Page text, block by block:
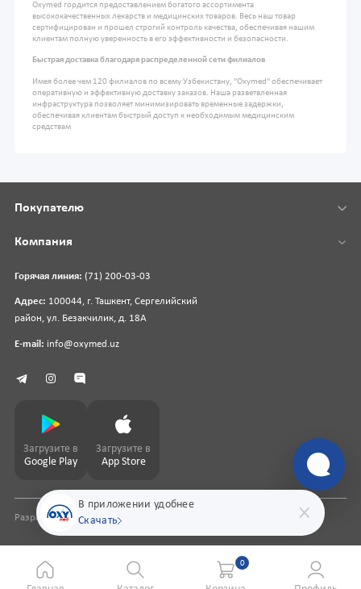
Oxymed гордится предоставлением богатого ассортимента
высококачественных лекарств и медицинских товаров. Весь наш товар
сертифицирован и прошел строгий контроль качества, обеспечивая нашим
клиентам полную уверенность в его эффективности и безопасности.
Быстрая доставка благодаря распределенной сети филиалов
Имея более чем 120 филиалов по всему Узбекистану, "Oxymed" обеспечивает
оперативную и эффективную доставку заказов. Наша разветвленная
инфраструктура позволяет минимизировать временные задержки,
обеспечивая клиентам быстрый доступ к необходимым медицинским
средствам
В приложении удобнее
Скачать
Горячая линия: (71) 200-03-03
Адрес: 100044, г. Ташкент, Сергелийский
район, ул. Безакчилик, д. 18А
E-mail: info@oxymed.uz
Покупателю
Компания
Загрузите в
Google Play
Загрузите в
App Store
Разработка сайтаpharmit.uz
0